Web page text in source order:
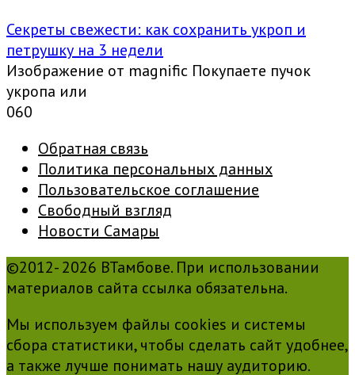
Секреты свежести: как сохранить укроп и
петрушку на 3 недели
Изображение от magnific Покупаете пучок
укропа или
060
Обратная связь
Политика персональных данных
Пользовательское соглашение
Свободный взгляд
Новости Самары
©2012- 2026 ВТамбове. При использовании
материалов сайта ссылка обязательна.
Мы используем файлы cookies и системы
сбора статистики, чтобы сделать сайт удобнее,
а также лучше понимать нашу аудиторию.